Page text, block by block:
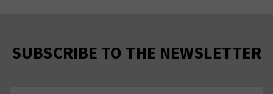
SUBSCRIBE TO THE NEWSLETTER